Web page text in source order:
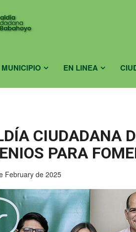
MUNICIPIO EN LINEA
CIUDADANA
PARA
February de 2025